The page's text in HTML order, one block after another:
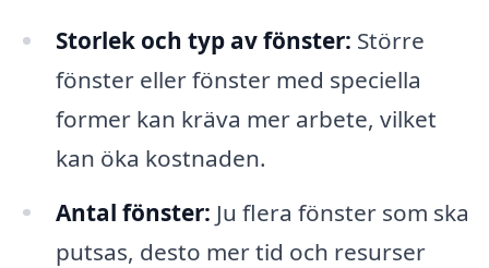
Storlek och typ av fönster: Större
fönster eller fönster med speciella
former kan kräva mer arbete, vilket
kan öka kostnaden.
Antal fönster: Ju flera fönster som ska
putsas, desto mer tid och resurser